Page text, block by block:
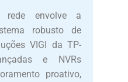
rede envolve a
robusto de
VIGI da TP-
e NVRs
proativo,